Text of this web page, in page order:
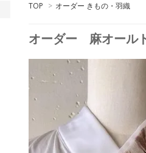
TOP > オーダー きもの・羽織
オーダー 麻オール